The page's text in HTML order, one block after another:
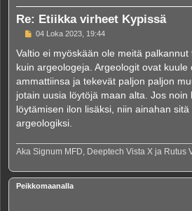
Re: Etiikka virheet Kypissä
V
e
t
i
04 Loka 2023, 19:44
Valtio ei myöskään ole meitä
kuin argeologeja. Argeologit ovat kuule
ammattiinsa ja tekevät paljon paljon
jotain uusia löytöjä maan alta. Jos noin
löytämisen ilon lisäksi, niin ainahan
argeologiksi.
Aka Signum MFD, Deeptech Vista X ja Rutus
Peikkomaanalla